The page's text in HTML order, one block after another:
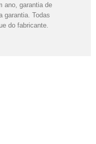
ano, garantia de
garantia. Todas
do fabricante.